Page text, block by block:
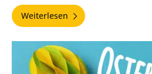
Weiterlesen